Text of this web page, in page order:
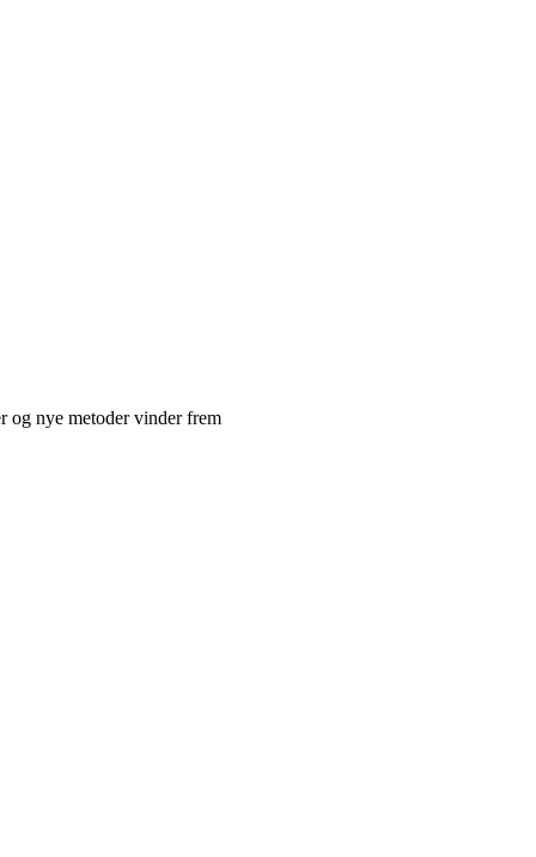
og nye metoder vinder frem